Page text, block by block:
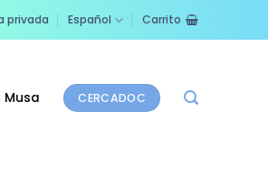
privada Español Carrito
Musa CERCADOC